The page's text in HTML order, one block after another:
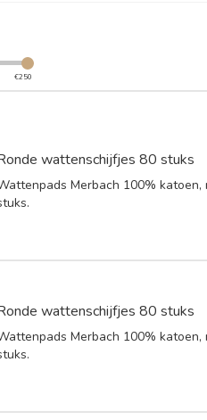
€250
wattenschijfjes 80 stuks
Merbach 100% katoen,
wattenschijfjes 80 stuks
Merbach 100% katoen,